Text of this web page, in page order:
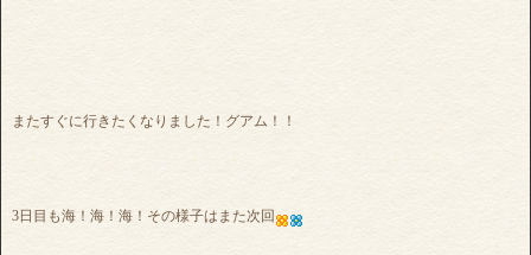
またすぐに行きたくなりました！グアム！！
3日目も海！海！海！その様子はまた次回